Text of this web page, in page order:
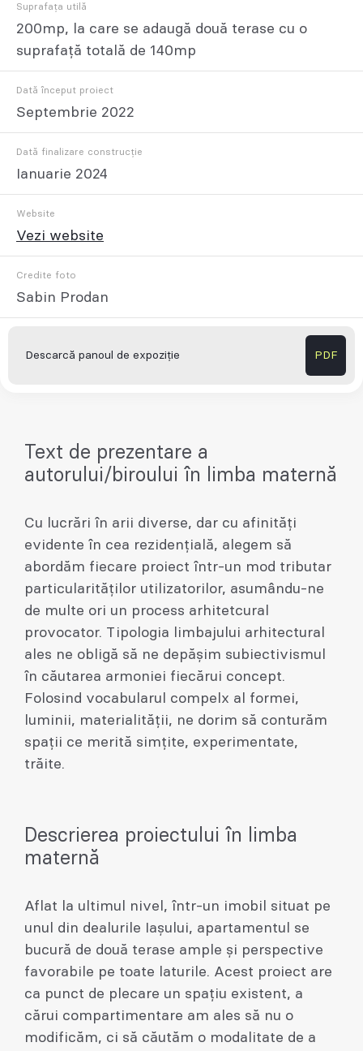
Suprafața utilă
200mp, la care se adaugă două terase cu o
suprafață totală de 140mp
Dată început proiect
Septembrie 2022
Dată finalizare construcție
Ianuarie 2024
Website
Vezi website
Credite foto
Sabin Prodan
Descarcă panoul de expoziție PDF
Text de prezentare a
autorului/biroului în limba maternă
Cu lucrări în arii diverse, dar cu afinități
evidente în cea rezidențială, alegem să
abordăm fiecare proiect într-un mod tributar
particularităților utilizatorilor, asumându-ne
de multe ori un process arhitetcural
provocator. Tipologia limbajului arhitectural
ales ne obligă să ne depășim subiectivismul
în căutarea armoniei fiecărui concept.
Folosind vocabularul compelx al formei,
luminii, materialității, ne dorim să conturăm
spații ce merită simțite, experimentate,
trăite.
Descrierea proiectului în limba
maternă
Aflat la ultimul nivel, într-un imobil situat pe
unul din dealurile Iașului, apartamentul se
bucură de două terase ample și perspective
favorabile pe toate laturile. Acest proiect are
ca punct de plecare un spațiu existent, a
cărui compartimentare am ales să nu o
modificăm, ci să căutăm o modalitate de a